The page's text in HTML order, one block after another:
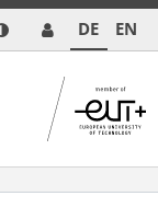
DE EN